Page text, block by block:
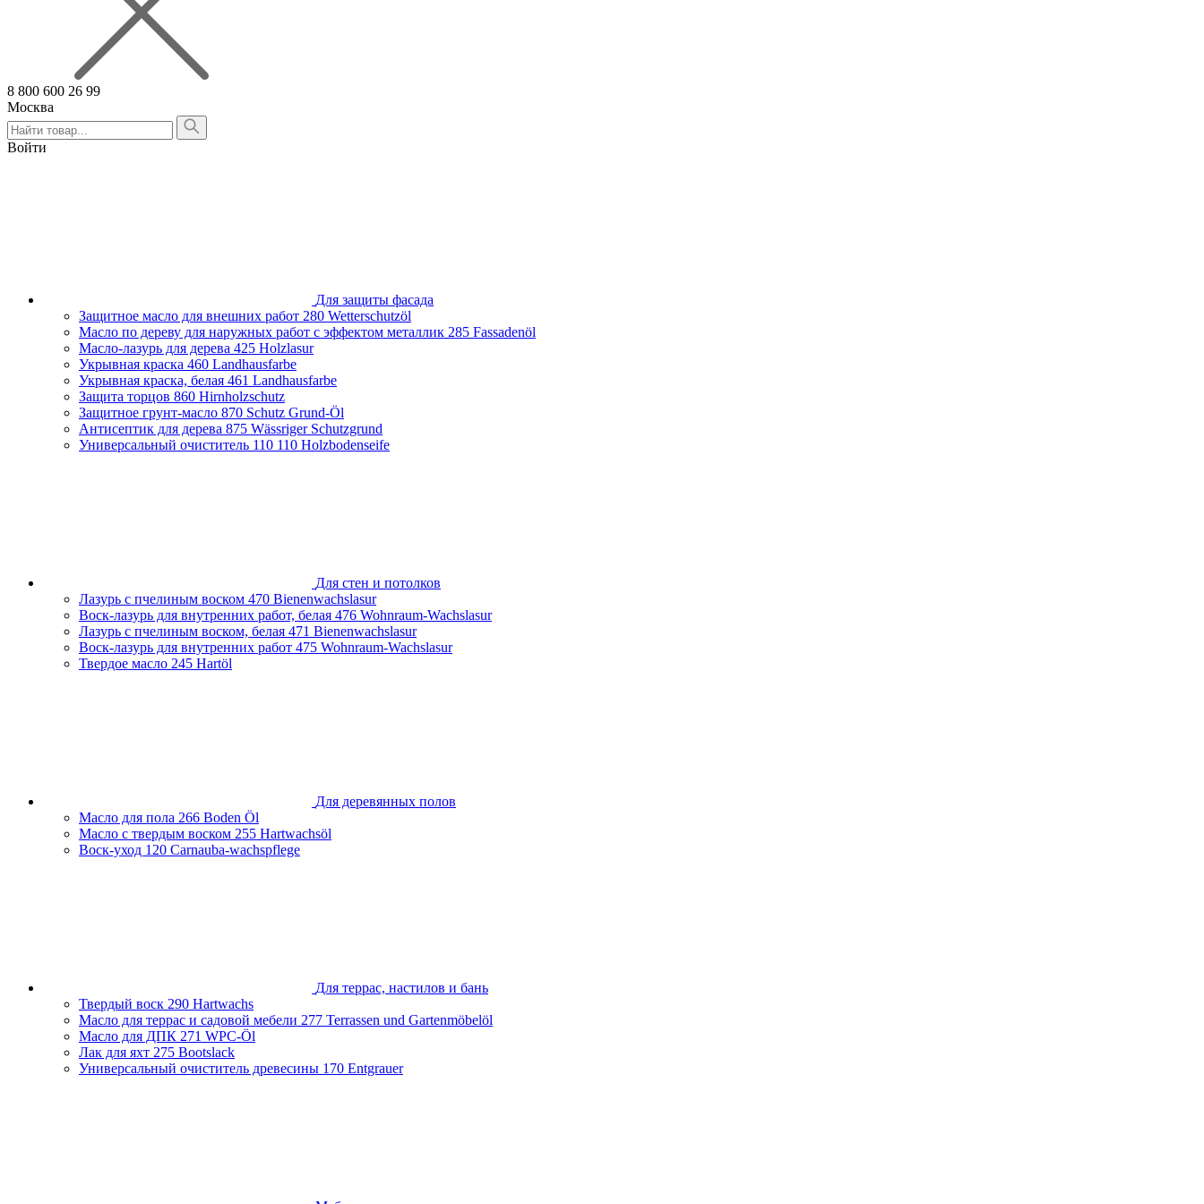
8 800 600 26 99
Москва
Алтайский край
Армения
Белгородская область
Калининградская область
Калужская область
Кировская область
Краснодарский край
Красноярский край
Липецкая область
Москва и Московская область
Нижегородская область
Новосибирская область
Оренбургская область
Самарская область
Санкт-Петербург и Ленинградская область
Сахалинская область
Свердловская область
Смоленская область
Ставропольский край
Челябинская область
Чеченская Республика
Ярославская область
Войти
Для защиты фасада
Защитное масло для внешних работ 280 Wetterschutzöl
Масло по дереву для наружных работ с эффектом металлик 285 Fassadenöl
Масло-лазурь для дерева 425 Holzlasur
Укрывная краска 460 Landhausfarbe
Укрывная краска, белая 461 Landhausfarbe
Защита торцов 860 Hirnholzschutz
Защитное грунт-масло 870 Schutz Grund-Öl
Антисептик для дерева 875 Wässriger Schutzgrund
Универсальный очиститель 110 110 Holzbodenseife
Для стен и потолков
Лазурь с пчелиным воском 470 Bienenwachslasur
Воск-лазурь для внутренних работ, белая 476 Wohnraum-Wachslasur
Лазурь с пчелиным воском, белая 471 Bienenwachslasur
Воск-лазурь для внутренних работ 475 Wohnraum-Wachslasur
Твердое масло 245 Hartöl
Для деревянных полов
Масло для пола 266 Boden Öl
Масло с твердым воском 255 Hartwachsöl
Воск-уход 120 Carnauba-wachspflege
Для террас, настилов и бань
Твердый воск 290 Hartwachs
Масло для террас и садовой мебели 277 Terrassen und Gartenmöbelöl
Масло для ДПК 271 WPC-Öl
Лак для яхт 275 Bootslack
Универсальный очиститель древесины 170 Entgrauer